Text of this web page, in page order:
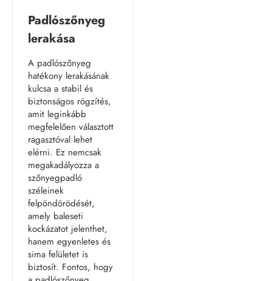
Padlószőnyeg
lerakása
A padlószőnyeg
hatékony lerakásának
kulcsa a stabil és
biztonságos rögzítés,
amit leginkább
megfelelően választott
ragasztóval lehet
elérni. Ez nemcsak
megakadályozza a
szőnyegpadló
széleinek
felpöndörödését,
amely baleseti
kockázatot jelenthet,
hanem egyenletes és
sima felületet is
biztosít. Fontos, hogy